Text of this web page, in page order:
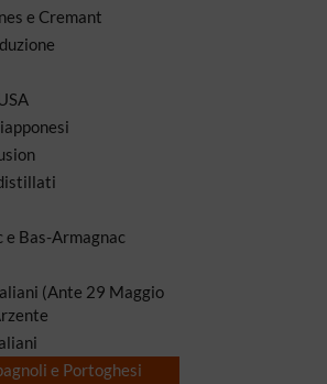
e Cremant
e Bas-Armagnac
(Ante 29 Maggio
e Portoghesi